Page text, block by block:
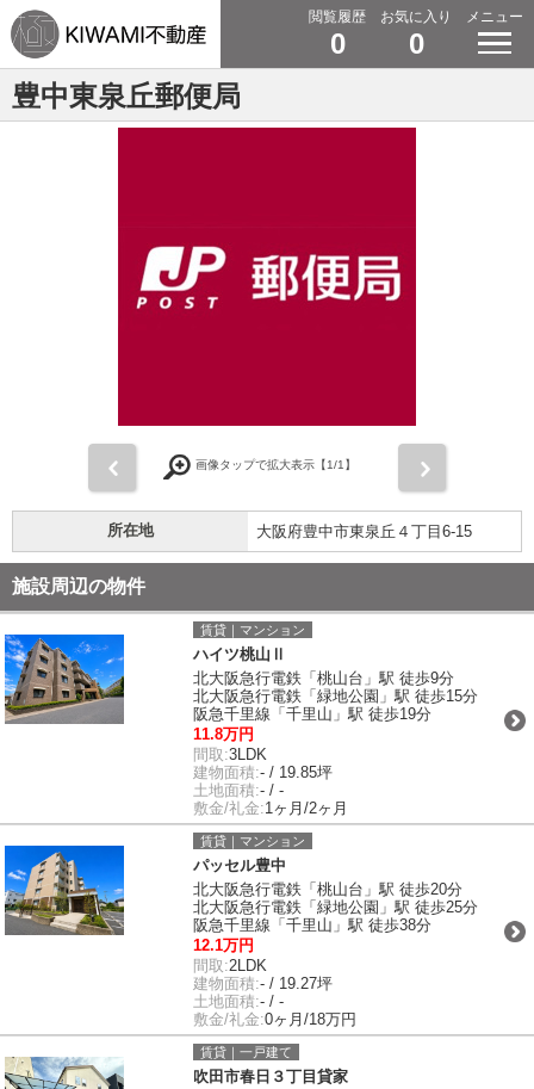
閲覧履歴
0
お気に入り
0
メニュー
豊中東泉丘郵便局
画像タップで拡大表示【1/1】
所在地 大阪府豊中市東泉丘４丁目6-15
施設周辺の物件
賃貸｜マンション
ハイツ桃山Ⅱ
北大阪急行電鉄「桃山台」駅 徒歩9分
北大阪急行電鉄「緑地公園」駅 徒歩15分
阪急千里線「千里山」駅 徒歩19分
11.8万円
間取:3LDK
建物面積:- / 19.85坪
土地面積:- / -
敷金/礼金:1ヶ月/2ヶ月
賃貸｜マンション
パッセル豊中
北大阪急行電鉄「桃山台」駅 徒歩20分
北大阪急行電鉄「緑地公園」駅 徒歩25分
阪急千里線「千里山」駅 徒歩38分
12.1万円
間取:2LDK
建物面積:- / 19.27坪
土地面積:- / -
敷金/礼金:0ヶ月/18万円
賃貸｜一戸建て
吹田市春日３丁目貸家